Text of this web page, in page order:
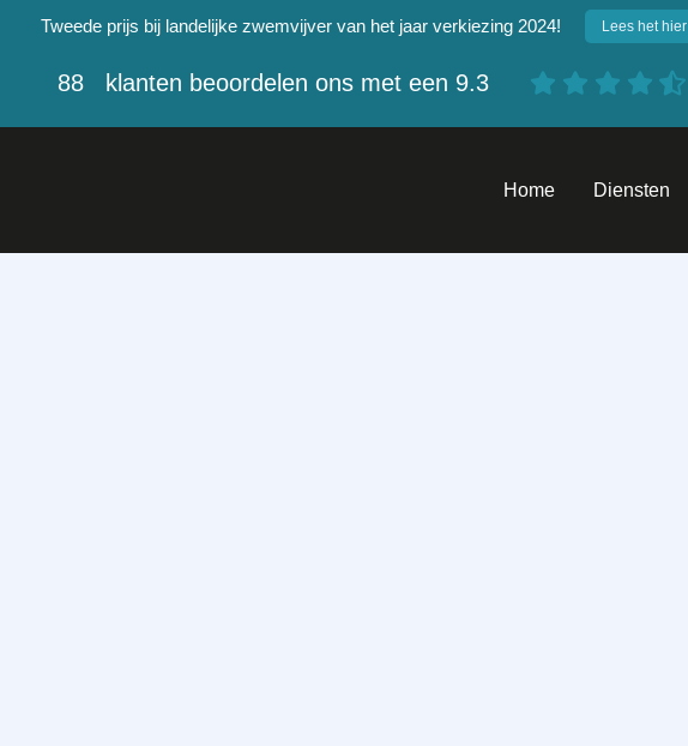
Tweede prijs bij landelijke zwemvijver van het jaar verkiezing 2024! Lees het hier
88 klanten beoordelen ons met een 9.3
Home Diensten